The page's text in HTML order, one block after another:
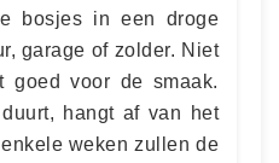
bosjes in een droge
garage of zolder. Niet
voor de smaak.
hangt af van het
weken zullen de